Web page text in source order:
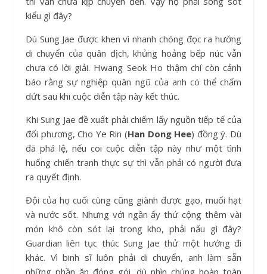
kiểu gì đây?
Dù Sung Jae được khen vì nhanh chóng đọc ra hướng
di chuyển của quân địch, khủng hoảng bếp núc vẫn
chưa có lời giải. Hwang Seok Ho thậm chí còn cảnh
báo rằng sự nghiệp quân ngũ của anh có thể chấm
dứt sau khi cuộc diễn tập này kết thúc.
Khi Sung Jae đề xuất phải chiếm lấy nguồn tiếp tế của
đối phương, Cho Ye Rin (Han Dong Hee) đồng ý. Dù
đã phá lệ, nếu coi cuộc diễn tập này như một tình
huống chiến tranh thực sự thì vẫn phải có người đưa
ra quyết định.
Đội của họ cuối cùng cũng giành được gạo, muối hạt
và nước sốt. Nhưng với ngần ấy thứ cộng thêm vài
món khô còn sót lại trong kho, phải nấu gì đây?
Guardian liên tục thúc Sung Jae thử một hướng đi
khác. Vì binh sĩ luôn phải di chuyển, anh làm sẵn